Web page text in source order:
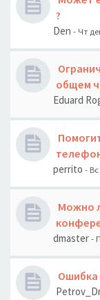
?
Den - Чт
общем
Eduard
perrito - Вс
Можно
dmaster-
Ошибка